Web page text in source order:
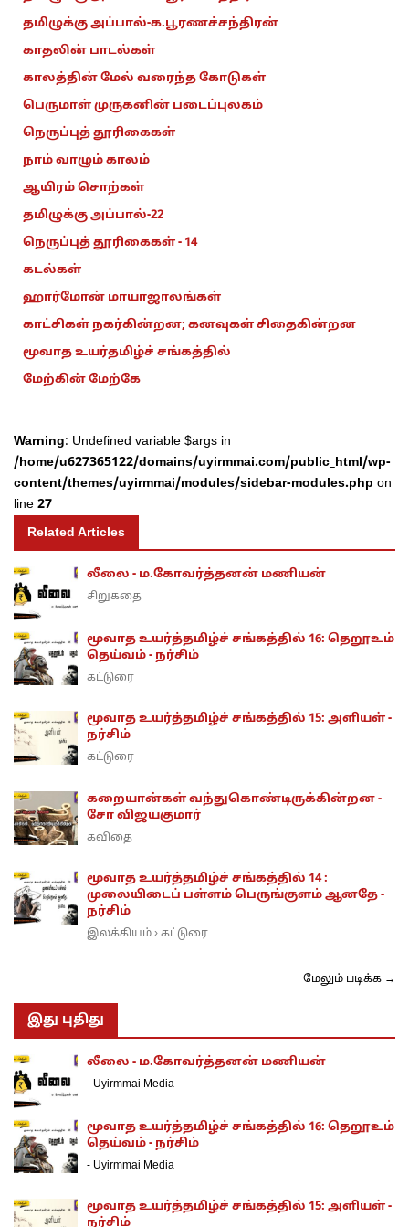
தமிழுக்கு அப்பால்-க.பூரணச்சந்திரன்
காதலின் பாடல்கள்
காலத்தின் மேல் வரைந்த கோடுகள்
பெருமாள் முருகனின் படைப்புலகம்
நெருப்புத் தூரிகைகள்
நாம் வாழும் காலம்
ஆயிரம் சொற்கள்
தமிழுக்கு அப்பால்-22
நெருப்புத் தூரிகைகள் - 14
கடல்கள்
ஹார்மோன் மாயாஜாலங்கள்
காட்சிகள் நகர்கின்றன; கனவுகள் சிதைகின்றன
மூவாத உயர்தமிழ்ச் சங்கத்தில்
மேற்கின் மேற்கே
Warning: Undefined variable $args in
/home/u627365122/domains/uyirmmai.com/public_html/wp-
content/themes/uyirmmai/modules/sidebar-modules.php on
line 27
Related Articles
லீலை - ம.கோவர்த்தனன் மணியன்
சிறுகதை
மூவாத உயர்த்தமிழ்ச் சங்கத்தில் 16: தெறூஉம்
தெய்வம் - நர்சிம்
கட்டுரை
மூவாத உயர்த்தமிழ்ச் சங்கத்தில் 15: அளியள் -
நர்சிம்
கட்டுரை
கறையான்கள் வந்துகொண்டிருக்கின்றன -
சோ விஜயகுமார்
கவிதை
மூவாத உயர்த்தமிழ்ச் சங்கத்தில் 14 :
முலையிடைப் பள்ளம் பெருங்குளம் ஆனதே -
நர்சிம்
இலக்கியம் › கட்டுரை
மேலும் படிக்க →
இது புதிது
லீலை - ம.கோவர்த்தனன் மணியன்
- Uyirmmai Media
மூவாத உயர்த்தமிழ்ச் சங்கத்தில் 16: தெறூஉம்
தெய்வம் - நர்சிம்
- Uyirmmai Media
மூவாத உயர்த்தமிழ்ச் சங்கத்தில் 15: அளியள் -
நர்சிம்